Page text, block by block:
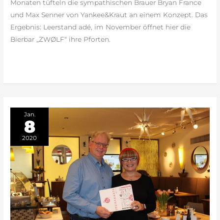
Monaten tüfteln die sympathischen Brauer Bryan France
und Max Senner von Yankee&Kraut an einem Konzept. Das
Ergebnis: Leerstand adé, im November öffnet hier die
Bierbar „ZWØLF“ ihre Pforten.
Jan.
8
2020